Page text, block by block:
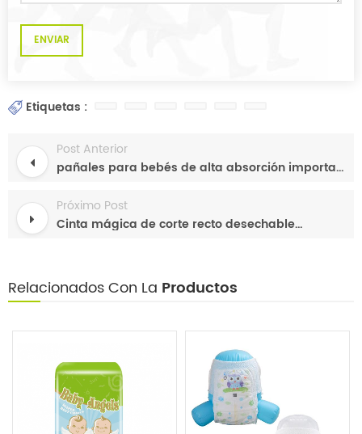
Etiquetas :
Post Anterior
pañales para bebés de alta absorción importan pañales para niños mama miel un grado
Próximo Post
Cinta mágica de corte recto desechable Pañales de bebé de oreja grande elástica Pañal de tela súper suave
Relacionados Con La Productos